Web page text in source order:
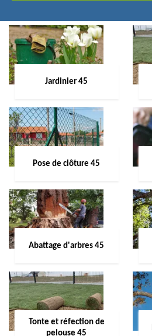
Jardinier 45
Pose de clôture 45
Abattage d'arbres 45
Tonte et réfection de
pelouse 45